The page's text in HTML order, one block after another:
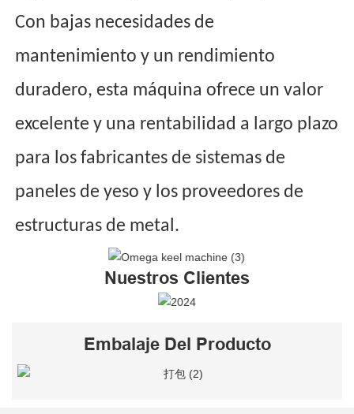
Con bajas necesidades de
mantenimiento y un rendimiento
duradero, esta máquina ofrece un valor
excelente y una rentabilidad a largo plazo
para los fabricantes de sistemas de
paneles de yeso y los proveedores de
estructuras de metal.
Nuestros Clientes
Embalaje Del Producto